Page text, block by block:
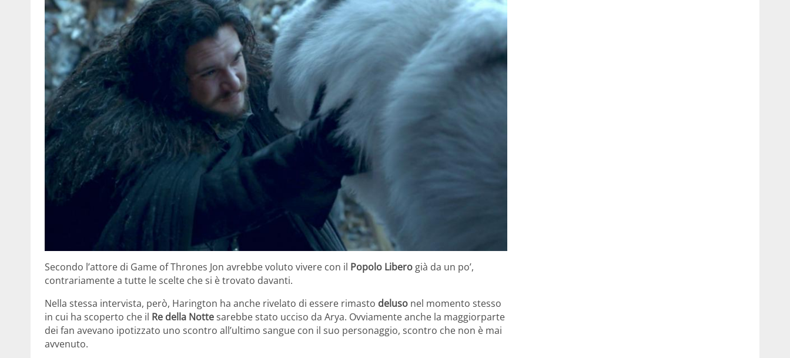
Secondo l’attore di Game of Thrones Jon avrebbe voluto vivere con il Popolo Libero già da un po’,
contrariamente a tutte le scelte che si è trovato davanti.
Nella stessa intervista, però, Harington ha anche rivelato di essere rimasto deluso nel momento stesso
in cui ha scoperto che il Re della Nottesarebbe stato ucciso da Arya. Ovviamente anche la maggiorparte
dei fan avevano ipotizzato uno scontro all’ultimo sangue con il suo personaggio, scontro che non è mai
avvenuto.